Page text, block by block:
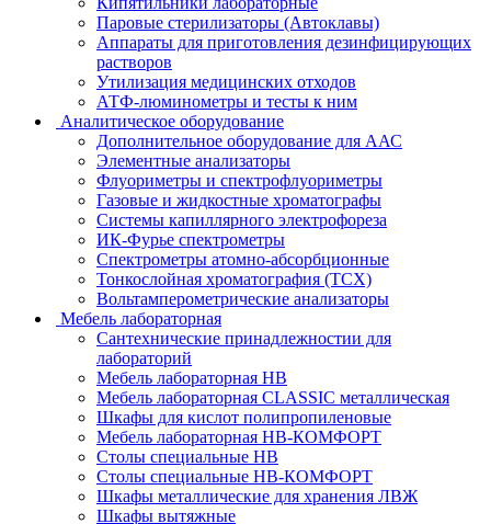
Паровые стерилизаторы (Автоклавы)
Аппараты для приготовления дезинфицирующих
растворов
Утилизация медицинских отходов
АТФ-люминометры и тесты к ним
Аналитическое оборудование
Дополнительное оборудование для ААС
Элементные анализаторы
Флуориметры и спектрофлуориметры
Газовые и жидкостные хроматографы
Системы капиллярного электрофореза
ИК-Фурье спектрометры
Спектрометры атомно-абсорбционные
Тонкослойная хроматография (ТСХ)
Вольтамперометрические анализаторы
Мебель лабораторная
Сантехнические принадлежностии для
лабораторий
Мебель лабораторная НВ
Мебель лабораторная CLASSIC металлическая
Шкафы для кислот полипропиленовые
Мебель лабораторная НВ-КОМФОРТ
Столы специальные НВ
Столы специальные НВ-КОМФОРТ
Шкафы металлические для хранения ЛВЖ
Шкафы вытяжные